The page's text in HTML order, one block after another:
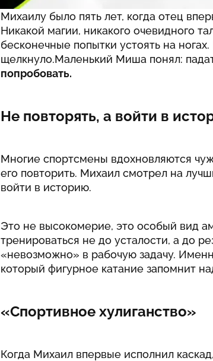
Михаилу было пять лет, когда отец
Никакой магии, никакого очевидного
бесконечные попытки устоять на
щелкнуло.Маленький Миша понял:
попробовать.
Не повторять, а войти в
Многие спортсмены вдохновляются
его повторить. Михаил смотрел на
войти в историю.
Это не высокомерие, это особый вид
тренироваться не до усталости, а до
«невозможно» в рабочую задачу.
который фигурное катание запомнит
«Спортивное хулиганство»
Когда Михаил впервые исполнил